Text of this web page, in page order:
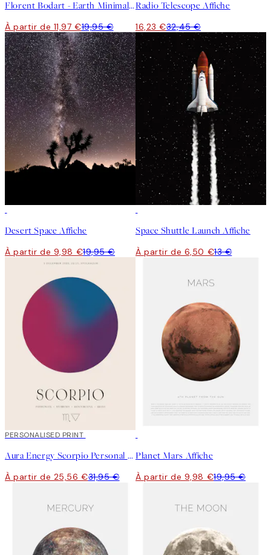
Florent Bodart - Earth Minimal Planet Affiche
À partir de 11,97 €19,95 €
Radio Telescope Affiche
16,23 €32,45 €
Desert Space Affiche
À partir de 9,98 €19,95 €
Space Shuttle Launch Affiche
À partir de 6,50 €13 €
20%*
PERSONALISED PRINT
Aura Energy Scorpio Personal Affiche
À partir de 25,56 €31,95 €
Planet Mars Affiche
À partir de 9,98 €19,95 €